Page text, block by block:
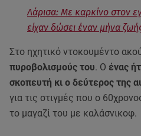
Λάρισα: Με καρκίνο στον
είχαν δώσει έναν μήνα
Στο ηχητικό ντοκουμέντο
πυροβολισμούς του. Ο ένας
σκοπευτή κι ο δεύτερος της
για τις στιγμές που ο
το μαγαζί του με καλάσνικοφ.